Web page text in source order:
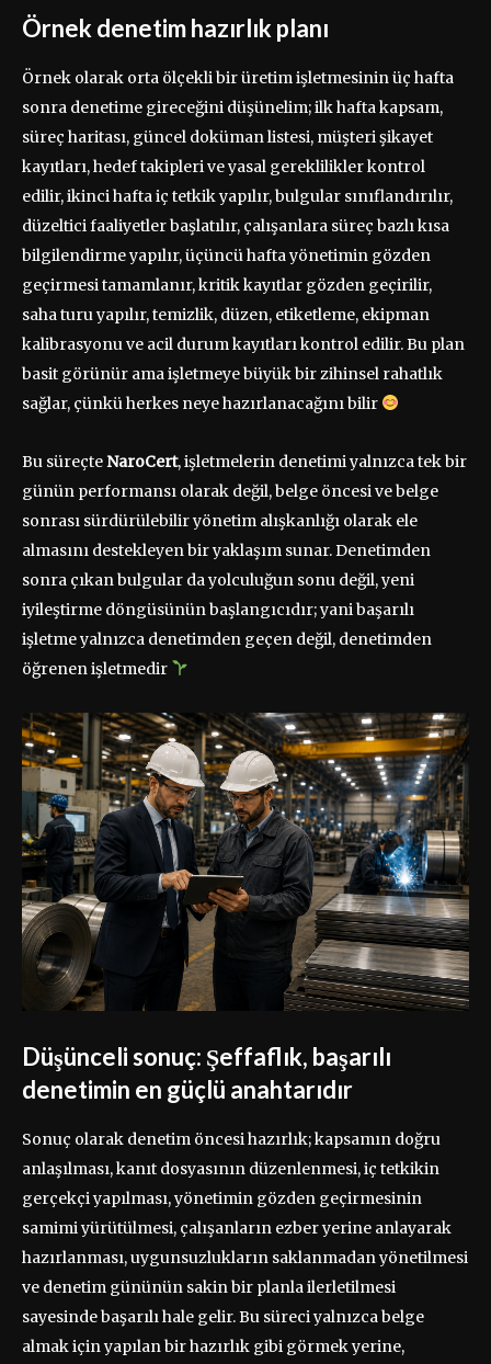
Örnek denetim hazırlık planı
Örnek olarak orta ölçekli bir üretim işletmesinin üç hafta
sonra denetime gireceğini düşünelim; ilk hafta kapsam,
süreç haritası, güncel doküman listesi, müşteri şikayet
kayıtları, hedef takipleri ve yasal gereklilikler kontrol
edilir, ikinci hafta iç tetkik yapılır, bulgular sınıflandırılır,
düzeltici faaliyetler başlatılır, çalışanlara süreç bazlı kısa
bilgilendirme yapılır, üçüncü hafta yönetimin gözden
geçirmesi tamamlanır, kritik kayıtlar gözden geçirilir,
saha turu yapılır, temizlik, düzen, etiketleme, ekipman
kalibrasyonu ve acil durum kayıtları kontrol edilir. Bu plan
basit görünür ama işletmeye büyük bir zihinsel rahatlık
sağlar, çünkü herkes neye hazırlanacağını bilir
Bu süreçte NaroCert, işletmelerin denetimi yalnızca tek bir
günün performansı olarak değil, belge öncesi ve belge
sonrası sürdürülebilir yönetim alışkanlığı olarak ele
almasını destekleyen bir yaklaşım sunar. Denetimden
sonra çıkan bulgular da yolculuğun sonu değil, yeni
iyileştirme döngüsünün başlangıcıdır; yani başarılı
işletme yalnızca denetimden geçen değil, denetimden
öğrenen işletmedir
Düşünceli sonuç: Şeffaflık, başarılı
denetimin en güçlü anahtarıdır
Sonuç olarak denetim öncesi hazırlık; kapsamın doğru
anlaşılması, kanıt dosyasının düzenlenmesi, iç tetkikin
gerçekçi yapılması, yönetimin gözden geçirmesinin
samimi yürütülmesi, çalışanların ezber yerine anlayarak
hazırlanması, uygunsuzlukların saklanmadan yönetilmesi
ve denetim gününün sakin bir planla ilerletilmesi
sayesinde başarılı hale gelir. Bu süreci yalnızca belge
almak için yapılan bir hazırlık gibi görmek yerine,